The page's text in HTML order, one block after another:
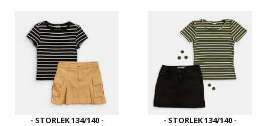
- STORLEK 134/140 -
- STORLEK 134/140 -